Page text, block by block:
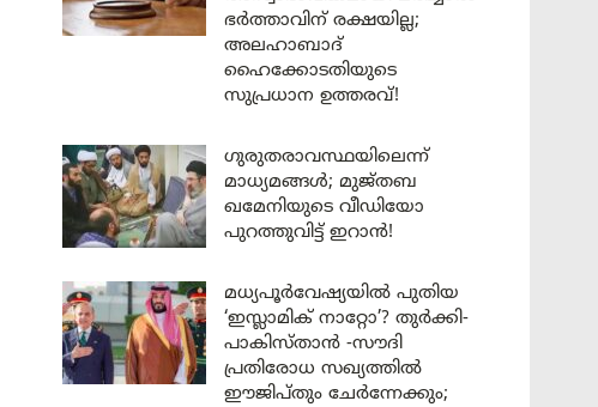
ഭർത്താവിന് രക്ഷയില്ല;
അലഹാബാദ്
ഹൈക്കോടതിയുടെ
സുപ്രധാന ഉത്തരവ്!
ഗുരുതരാവസ്ഥയിലെന്ന്
മാധ്യമങ്ങൾ; മുജ്തബ
ഖമേനിയുടെ വീഡിയോ
പുറത്തുവിട്ട് ഇറാൻ!
മധ്യപൂർവേഷ്യയിൽ പുതിയ
‘ഇസ്ലാമിക് നാറ്റോ’? തുർക്കി-
പാകിസ്താൻ -സൗദി
പ്രതിരോധ സഖ്യത്തിൽ
ഈജിപ്തും ചേർന്നേക്കും;